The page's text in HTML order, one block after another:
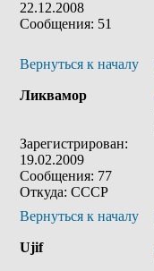
22.12.2008
Сообщения: 51
Вернуться к началу
Ликвамор
Зарегистрирован:
19.02.2009
Сообщения: 77
Откуда: СССР
Вернуться к началу
Ujif